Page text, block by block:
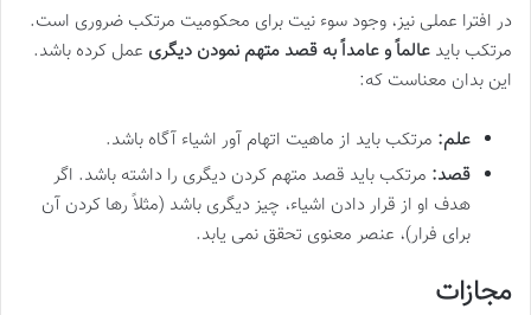
در افترا عملی نیز، وجود سوء نیت برای محکومیت مرتکب ضروری است.
مرتکب باید عالماً و عامداً به قصد متهم نمودن دیگری عمل کرده باشد.
این بدان معناست که:
علم: مرتکب باید از ماهیت اتهام آور اشیاء آگاه باشد.
قصد: مرتکب باید قصد متهم کردن دیگری را داشته باشد. اگر
هدف او از قرار دادن اشیاء، چیز دیگری باشد (مثلاً رها کردن آن
برای فرار)، عنصر معنوی تحقق نمی یابد.
مجازات